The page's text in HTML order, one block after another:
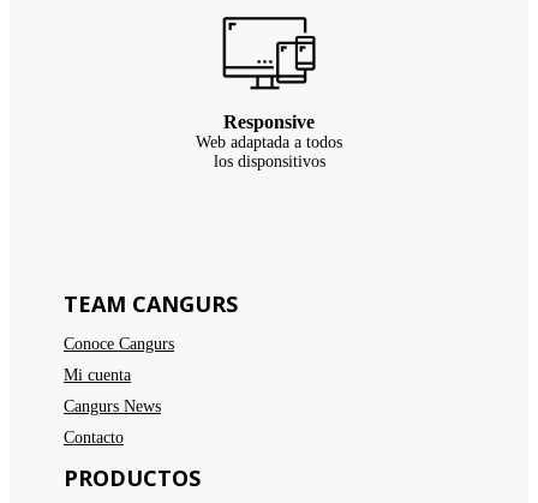
Responsive
Web adaptada a todos
los disponsitivos
TEAM CANGURS
Conoce Cangurs
Mi cuenta
Cangurs News
Contacto
PRODUCTOS